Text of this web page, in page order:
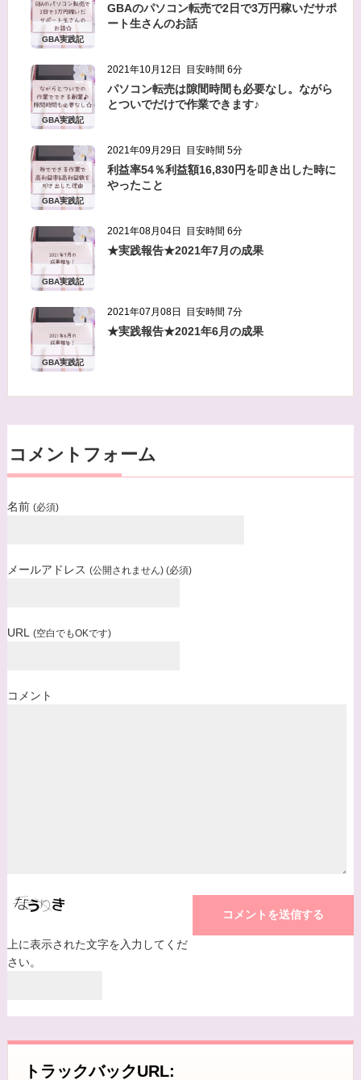
当方は、法令に基づく場合等正当な理由によらな
い限り、
三者に開示・提供することはありません。
個人情報の管理
るために、個人情報保護管理責任者を設置し、
十分な安全保護に努め、 また、個人情報を正確
に、また最新なものに保つよう、 お預かりした
個人情報の適切な管理を行います。
情報内容の照会、修正または削除
当方は、お客様が当社にご提供いただいた個人情
ご本人であることを確認させていただいたうえ
で、合理的な範囲ですみやかに 対応させていた
だきます。
プライバシーに関する意見・苦情・異議申し立て
について
お客様が、当ウェブサイトで掲示した本方針を守
内容確認後、折り返しメールでの連絡をした後、
GBA実践記
GBAのパソコン転売で2日で3万円稼いだサポ
ート生さんのお話
GBA実践記
2021年10月12日 目安時間 6分
パソコン転売は隙間時間も必要なし。ながら
とついでだけで作業できます♪
GBA実践記
2021年09月29日 目安時間 5分
利益率54％利益額16,830円を叩き出した時に
やったこと
GBA実践記
2021年08月04日 目安時間 6分
★実践報告★2021年7月の成果
GBA実践記
2021年07月08日 目安時間 7分
★実践報告★2021年6月の成果
コメントフォーム
名前 (必須)
メールアドレス (公開されません) (必須)
URL (空白でもOKです)
コメント
上に表示された文字を入力してくだ
さい。
トラックバックURL: